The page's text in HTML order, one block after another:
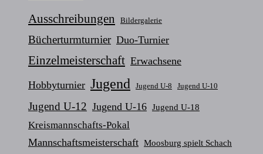
Ausschreibungen Bildergalerie
Bücherturmturnier Duo-Turnier
Einzelmeisterschaft Erwachsene
Hobbyturnier Jugend Jugend U-8 Jugend U-10
Jugend U-12 Jugend U-16 Jugend U-18
Kreismannschafts-Pokal
Mannschaftsmeisterschaft Moosburg spielt Schach